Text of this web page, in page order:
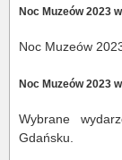
Noc Muzeów 2023
Noc Muzeów
Noc Muzeów 2023
Wybrane
Gdańsku.